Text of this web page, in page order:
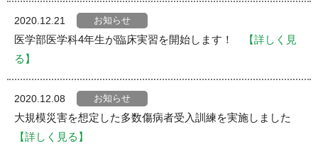
2020.12.21 お知らせ
医学部医学科4年生が臨床実習を開始します！
【詳しく見
る】
2020.12.08 お知らせ
大規模災害を想定した多数傷病者受入訓練を実施しました
【詳しく見る】